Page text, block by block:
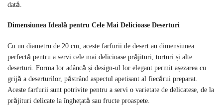
dată.
Dimensiunea Ideală pentru Cele Mai Delicioase Deserturi
Cu un diametru de 20 cm, aceste farfurii de desert au dimensiunea
perfectă pentru a servi cele mai delicioase prăjituri, torturi și alte
deserturi. Forma lor adâncă și design-ul lor elegant permit așezarea cu
grijă a deserturilor, păstrând aspectul apetisant al fiecărui preparat.
Aceste farfurii sunt potrivite pentru a servi o varietate de delicatese, de la
prăjituri delicate la înghețată sau fructe proaspete.